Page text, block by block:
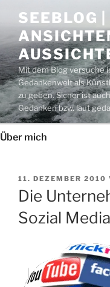
Inhalt
springen
SEEBLOG
Mit dem Blog versuche
Gedankenwelt als
zu geben. Sicher ist
Gedanken bzw. laut
Über mich
VERÖFFENTLICHT
AM
11. DEZEMBER 2010
Die
Sozial